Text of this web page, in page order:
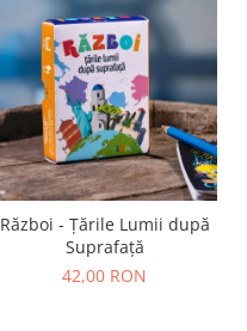
Război - Țările Lumii după
Suprafață
42,00 RON